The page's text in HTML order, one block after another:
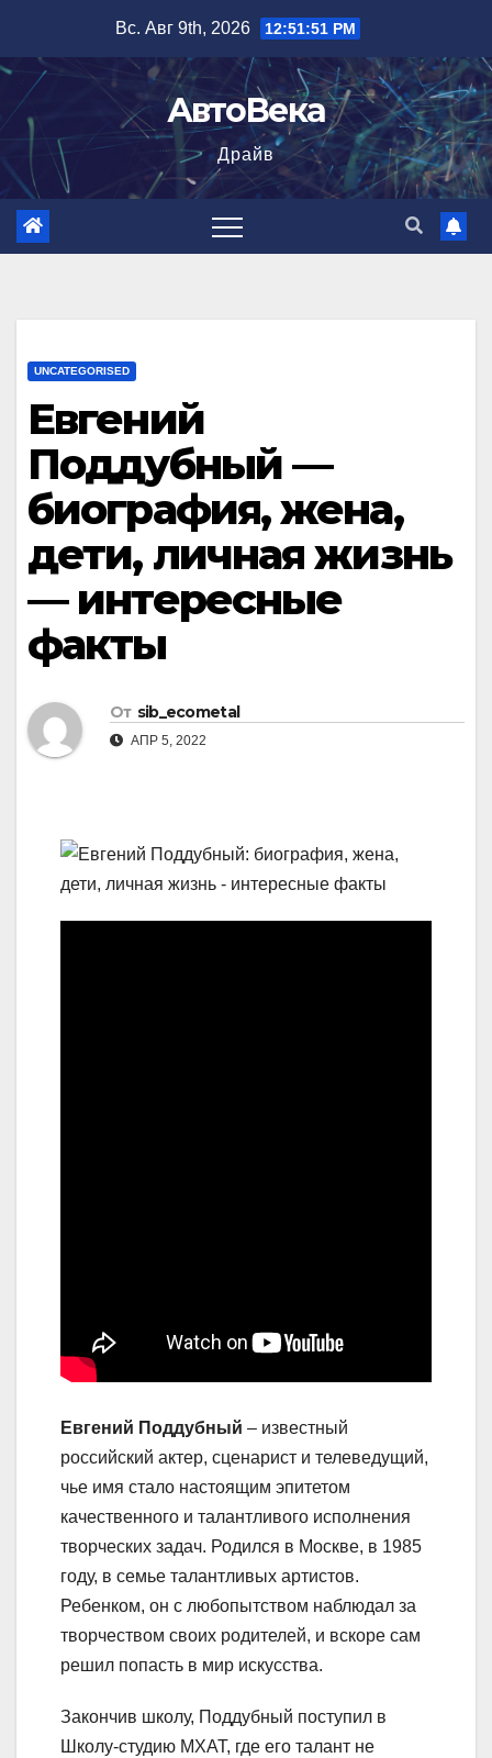
содержимому
Вс. Авг 9th, 2026 12:51:52 PM
АвтоВека
Драйв
UNCATEGORISED
Евгений
Поддубный —
биография, жена,
дети, личная жизнь
— интересные
факты
От sib_ecometal
АПР 5, 2022
Евгений Поддубный – известный
российский актер, сценарист и телеведущий,
чье имя стало настоящим эпитетом
качественного и талантливого исполнения
творческих задач. Родился в Москве, в 1985
году, в семье талантливых артистов.
Ребенком, он с любопытством наблюдал за
творчеством своих родителей, и вскоре сам
решил попасть в мир искусства.
Закончив школу, Поддубный поступил в
Школу-студию МХАТ, где его талант не